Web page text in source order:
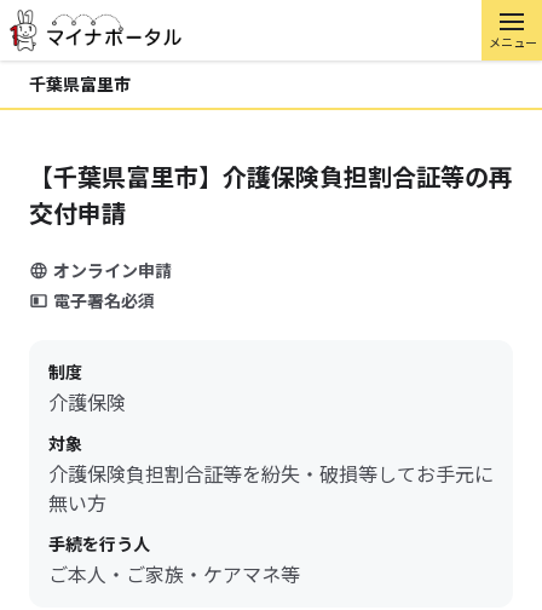
メニュー
千葉県富里市
【千葉県富里市】介護保険負担割合証等の再
交付申請
オンライン申請
電子署名必須
制度
介護保険
対象
介護保険負担割合証等を紛失・破損等してお手元に
無い方
手続を行う人
ご本人・ご家族・ケアマネ等